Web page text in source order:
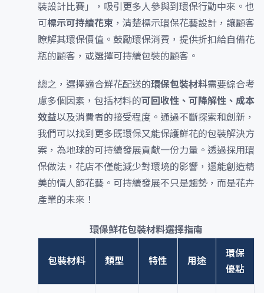
裝設計比賽」，吸引更多人參與到環保行動中來。也
可標示可持續花束 ，清楚標示環保花藝設計，讓顧客
瞭解其環保價值。鼓勵環保消費，提供折扣給自備花
瓶的顧客，或選擇可持續包裝的顧客。
總之，選擇適合鮮花配送的環保包裝材料需要綜合考
慮多個因素，包括材料的可回收性、可降解性、成本
效益以及消費者的接受程度。通過不斷探索和創新，
我們可以找到更多既環保又能保護鮮花的包裝解決方
案，為地球的可持續發展貢獻一份力量。透過採用環
保做法，花店不僅能減少對環境的影響，還能創造精
美的情人節花藝。可持續發展不只是趨勢，而是花卉
產業的未來！
環保鮮花包裝材料選擇指南
包裝材料 類型 特性 用途
環保
優點